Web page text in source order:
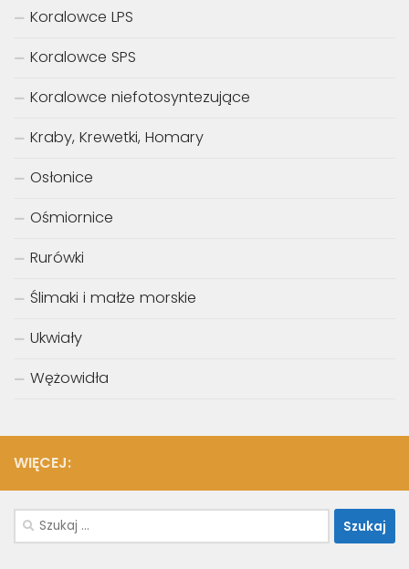
Koralowce LPS
Koralowce SPS
Koralowce niefotosyntezujące
Kraby, Krewetki, Homary
Osłonice
Ośmiornice
Rurówki
Ślimaki i małże morskie
Ukwiały
Wężowidła
WIĘCEJ:
Szukaj: